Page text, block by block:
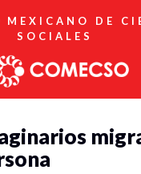
MEXICANO DE
SOCIALES